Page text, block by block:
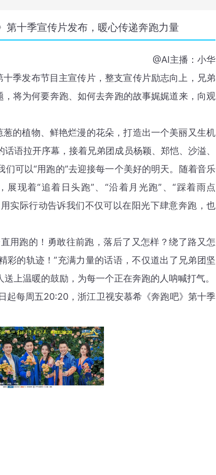
第十季宣传片发布，暖心传递奔跑力量
@AI主播：小华
季发布节目主宣传片，整支宣传片励志向上，兄弟
，将为何要奔跑、如何去奔跑的故事娓娓道来，向观
的植物、鲜艳烂漫的花朵，打造出一个美丽又生机
语拉开序幕，接着兄弟团成员杨颖、郑恺、沙溢、
可以“用跑的”去迎接每一个美好的明天。随着音乐
现着“追着日头跑”、“沿着月光跑”、“踩着雨点
实际行动告诉我们不仅可以在阳光下肆意奔跑，也
跑的！勇敢往前跑，落后了又怎样？绕了路又怎
彩的轨迹！”充满力量的话语，不仅道出了兄弟团坚
上温暖的鼓励，为每一个正在奔跑的人呐喊打气。
每周五20:20，浙江卫视安慕希《奔跑吧》第十季